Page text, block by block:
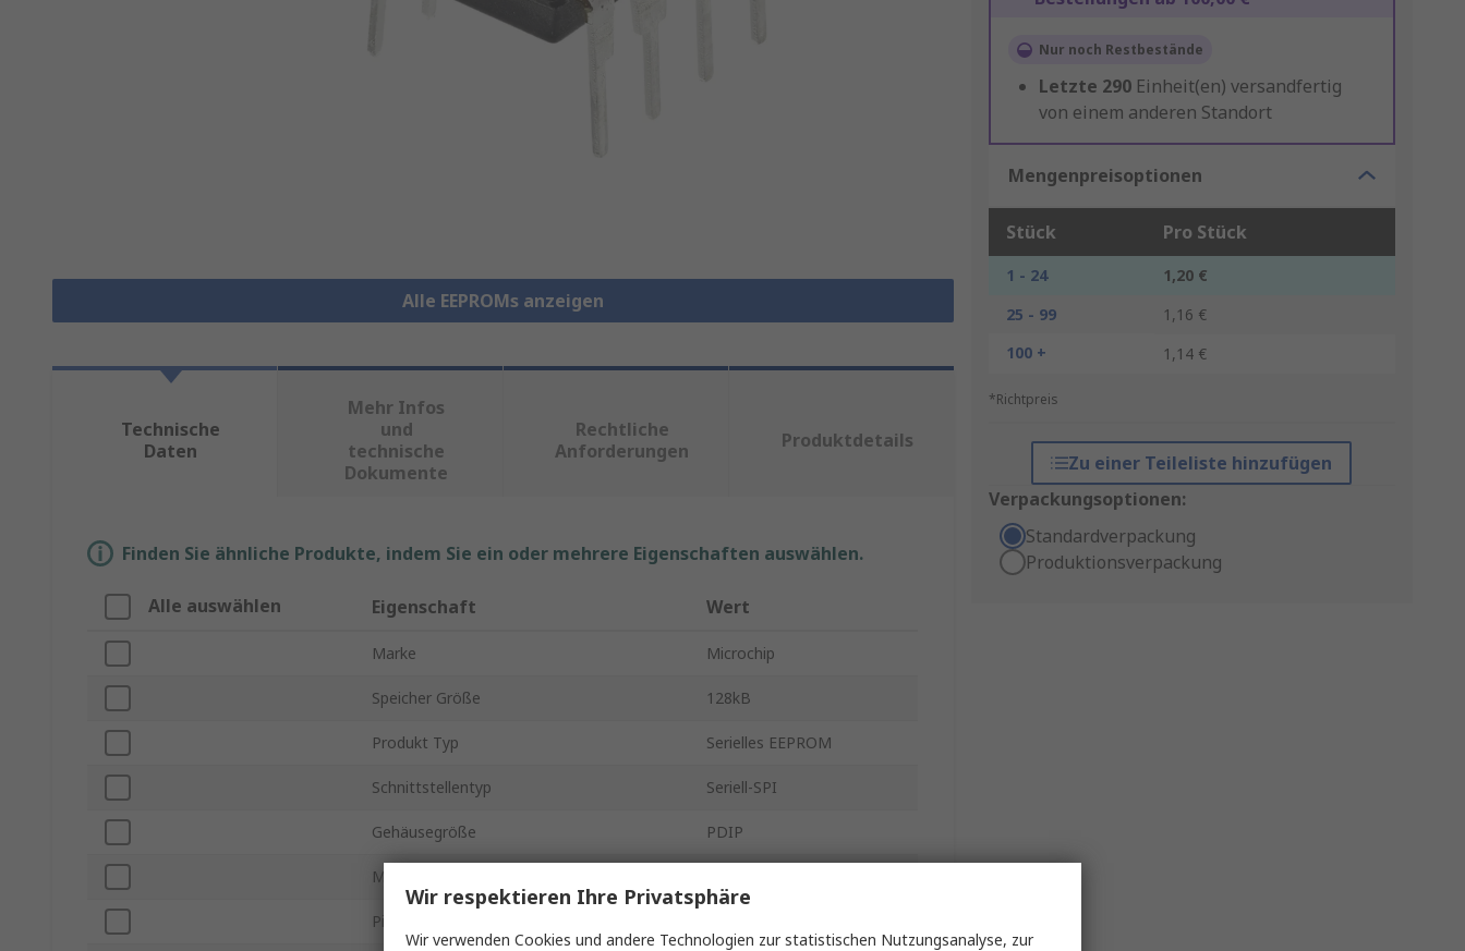
Alle EEPROMs anzeigen
Nur noch Restbestände
Letzte 290 Einheit(en) versandfertig
von einem anderen Standort
Mengenpreisoptionen
Stück Pro Stück
1 - 24
1,20 €
25 - 99
1,16 €
100 +
1,14 €
*Richtpreis
Zu einer Teileliste hinzufügen
Verpackungsoptionen:
Standardverpackung
Produktionsverpackung
Technische
Daten
Mehr Infos
und
technische
Dokumente
Rechtliche
Anforderungen
Produktdetails
Finden Sie ähnliche Produkte, indem Sie ein oder mehrere Eigenschaften auswählen.
Alle auswählen Eigenschaft Wert
Marke Microchip
Speicher Größe 128kB
Produkt Typ Serielles EEPROM
Schnittstellentyp Seriell-SPI
Gehäusegröße PDIP
Montageart
Pinanzahl
Wir respektieren Ihre Privatsphäre
Wir verwenden Cookies und andere Technologien zur statistischen Nutzungsanalyse, zur